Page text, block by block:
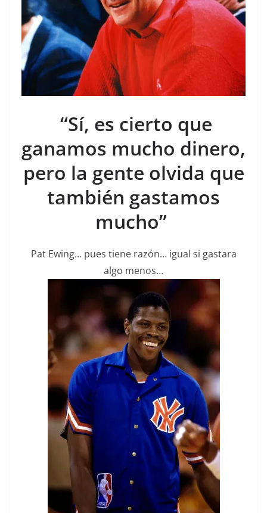
“Sí, es cierto que
ganamos mucho dinero,
pero la gente olvida que
también gastamos
mucho”
Pat Ewing… pues tiene razón… igual si gastara
algo menos…